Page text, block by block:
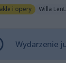
i opery Willa
Wydarzenie